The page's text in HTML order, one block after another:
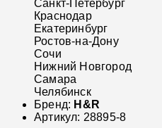
Санкт-Петербург
Краснодар
Екатеринбург
Ростов-на-Дону
Сочи
Нижний Новгород
Самара
Челябинск
Бренд: H&R
Артикул: 28895-8